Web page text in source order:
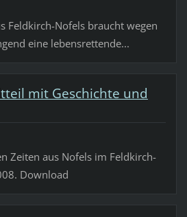
Feldkirch-Nofels braucht wegen
eine lebensrettende...
mit Geschichte und
Zeiten aus Nofels im Feldkirch-
Download